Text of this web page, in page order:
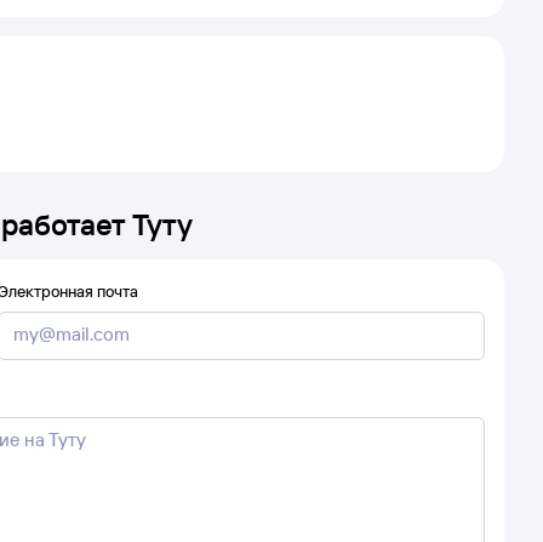
Туту
почта